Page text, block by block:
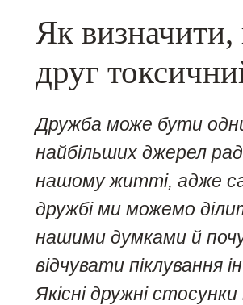
Як
друг
Дружба може бути
найбільших джерел
нашому житті, адже
дружбі ми можемо
нашими думками й
відчувати піклування
Якісні дружні стосунки